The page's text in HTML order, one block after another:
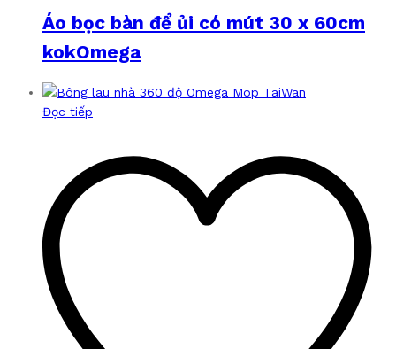
Áo bọc bàn để ủi có mút 30 x 60cm
kokOmega
Đọc tiếp